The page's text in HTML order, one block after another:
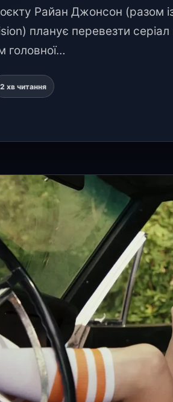
Райан Джонсон (разом
планує перевезти
головної…
2 хв читання